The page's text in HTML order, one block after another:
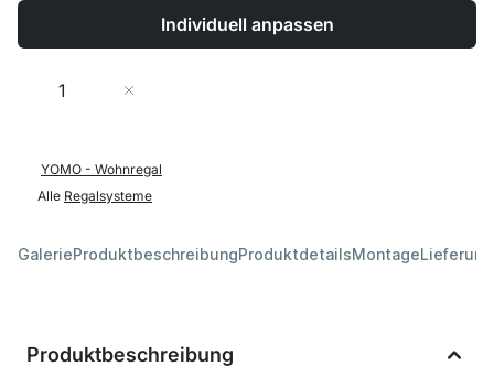
Individuell anpassen
Menge
YOMO - Wohnregal
Alle Regalsysteme
GalerieProduktbeschreibungProduktdetailsMontage
Produktbeschreibung